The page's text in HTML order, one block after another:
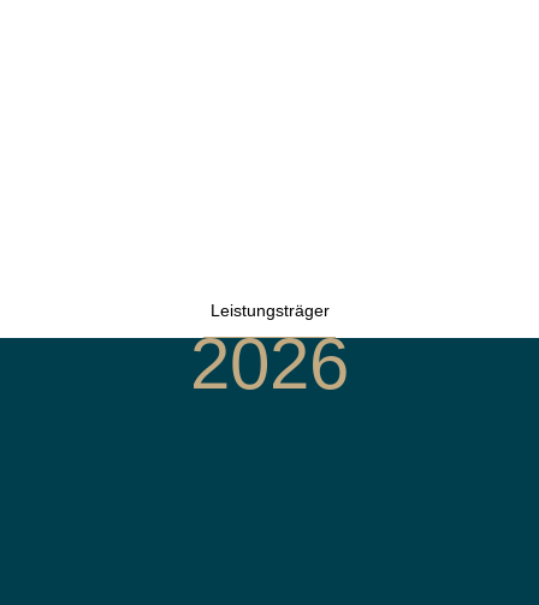
Leistungsträger
2026